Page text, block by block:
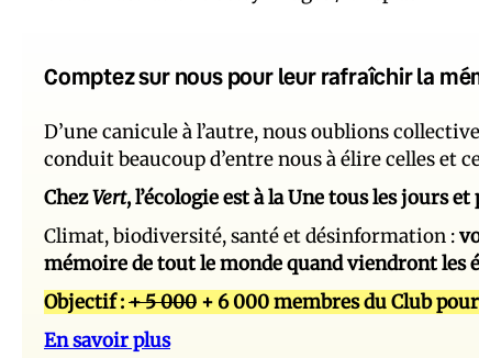
Comptez sur nous pour leur rafraîchir la
D’une canicule à l’autre, nous oublions
conduit beaucoup d’entre nous à élire celles et
ChezVert, l’écologie est à la Une tous les jours
Climat, biodiversité, santé et désinformation :
mémoire de tout le monde quand viendront les
Objectif :+ 5 000 + 6 000 membres du Club
En savoir plus